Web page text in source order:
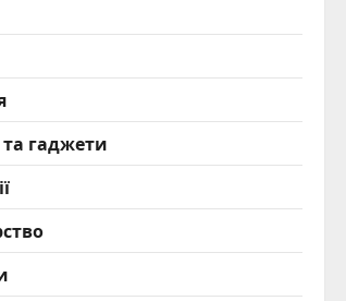
та гаджети